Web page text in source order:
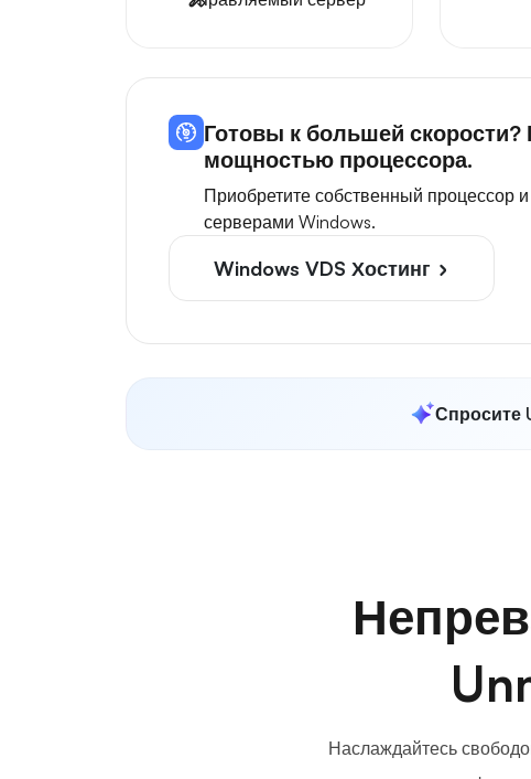
Готовы к большей
мощностью процессора.
Приобретите собственный процессор
серверами Windows.
Windows VDS Хостинг
Спросите
Наслаждайтесь